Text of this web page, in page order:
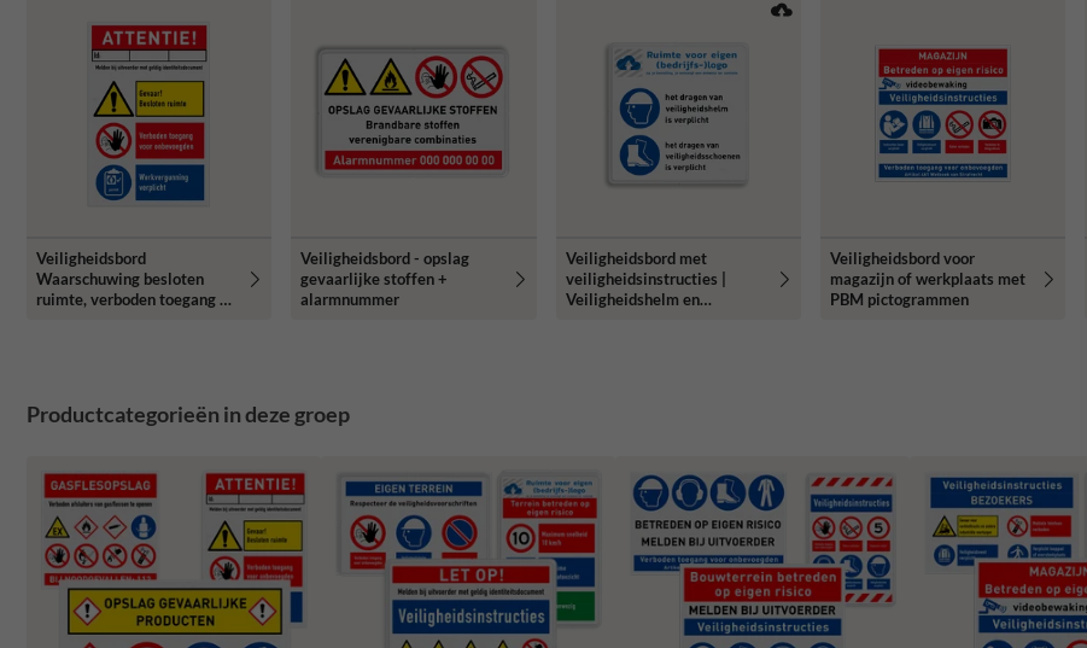
Veiligheidsbord
Waarschuwing besloten
ruimte, verboden toegang en
Veiligheidsbord - opslag
gevaarlijke stoffen +
alarmnummer
Veiligheidsbord met
veiligheidsinstructies |
Veiligheidshelm en
Veiligheidsbord voor
magazijn of werkplaats met
PBM pictogrammen
Productcategorieën in deze groep